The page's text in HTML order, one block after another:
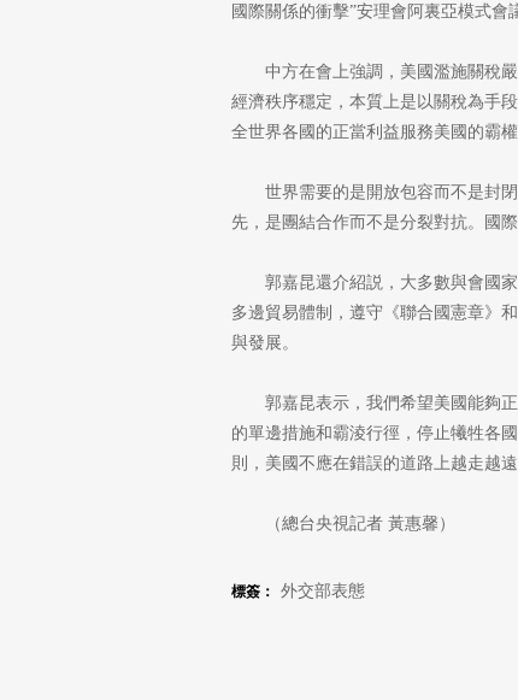
國際關係的衝擊”安理會阿裏亞模式會
中方在會上強調，美國濫施關稅
經濟秩序穩定，本質上是以關稅為手
全世界各國的正當利益服務美國的霸權
世界需要的是開放包容而不是封
先，是團結合作而不是分裂對抗。國
郭嘉昆還介紹説，大多數與會國
多邊貿易體制，遵守《聯合國憲章》
與發展。
郭嘉昆表示，我們希望美國能夠
的單邊措施和霸淩行徑，停止犧牲各
則，美國不應在錯誤的道路上越走越遠
（總台央視記者 黃惠馨）
標簽：
外交部表態